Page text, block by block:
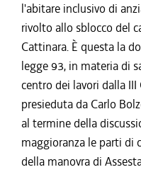
l'abitare inclusivo di
rivolto allo sblocco del
Cattinara. È questa la
legge 93, in materia di
centro dei lavori dalla
presieduta da Carlo
al termine della
maggioranza le parti
della manovra di